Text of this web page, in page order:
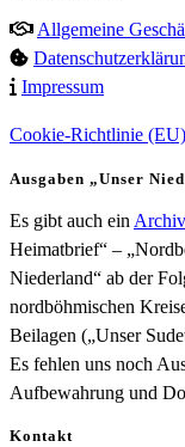
Allgemeine
Impressum
Cookie-Richtlinie (EU)
Ausgaben „Unser
Es gibt auch ein Archiv
Heimatbrief“ –
Niederland“ ab der
nordböhmischen
Beilagen („Unser
Es fehlen uns noch
Aufbewahrung und
Kontakt